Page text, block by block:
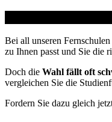
Bei all unseren
zu Ihnen passt und Sie die
Doch die Wahl fällt oft
vergleichen Sie die
Fordern Sie dazu gleich